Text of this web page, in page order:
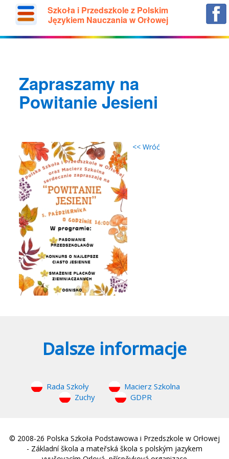
Szkoła i Przedszkole z Polskim
Językiem Nauczania w Orłowej
Zapraszamy na
Powitanie Jesieni
<< Wróć
Dalsze informacje
Rada Szkoły
Macierz Szkolna
Zuchy
GDPR
© 2008-26 Polska Szkoła Podstawowa i Przedszkole w Orłowej
- Základní škola a mateřská škola s polským jazykem